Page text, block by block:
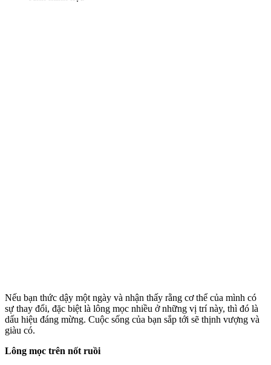
Nếu bạn thức dậy một ngày và nhận thấy rằng c‌ơ th‌ể của mình có
sự thay đổi, đặc biệt là lông mọc nhiều ở những vị trí này, thì đó là
dấu hiệu đáng mừng. Cuộc sống của bạn sắp tới sẽ thịnh vượng và
giàu có.
Lông mọc trên nốt ruồi